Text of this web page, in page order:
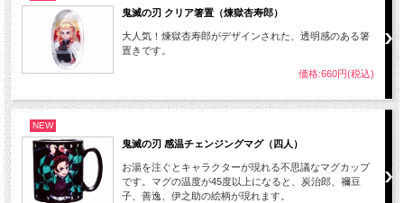
鬼滅の刃 クリア箸置（煉獄杏寿郎）
大人気！煉獄杏寿郎がデザインされた、透明感のある箸
置きです。
価格:660円(税込)
NEW
鬼滅の刃 感温チェンジングマグ（四人）
お湯を注ぐとキャラクターが現れる不思議なマグカップ
です。マグの温度が45度以上になると、炭治郎、禰豆
子、善逸、伊之助の絵柄が現れます。